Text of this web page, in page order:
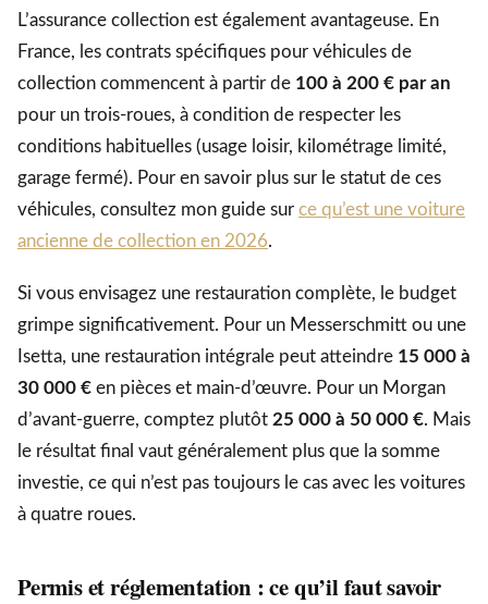
L’assurance collection est également avantageuse. En
France, les contrats spécifiques pour véhicules de
collection commencent à partir de 100 à 200 € par an
pour un trois-roues, à condition de respecter les
conditions habituelles (usage loisir, kilométrage limité,
garage fermé). Pour en savoir plus sur le statut de ces
véhicules, consultez mon guide sur ce qu’est une voiture
ancienne de collection en 2026.
Si vous envisagez une restauration complète, le budget
grimpe significativement. Pour un Messerschmitt ou une
Isetta, une restauration intégrale peut atteindre 15 000 à
30 000 € en pièces et main-d’œuvre. Pour un Morgan
d’avant-guerre, comptez plutôt 25 000 à 50 000 €. Mais
le résultat final vaut généralement plus que la somme
investie, ce qui n’est pas toujours le cas avec les voitures
à quatre roues.
Permis et réglementation : ce qu’il faut savoir